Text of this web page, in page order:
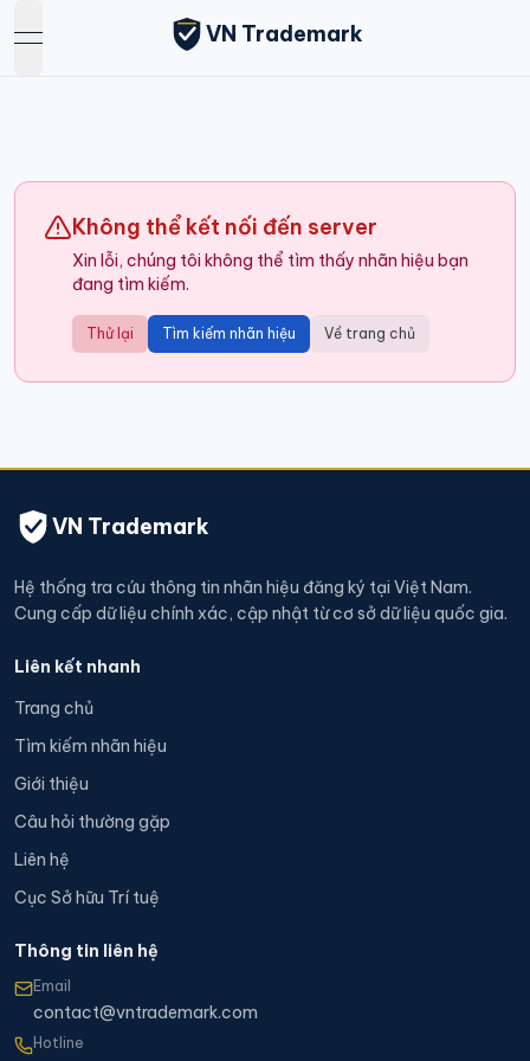
open navigation menu
VN Trademark
Không thể kết nối đến server
Xin lỗi, chúng tôi không thể tìm thấy nhãn hiệu bạn
đang tìm kiếm.
Thử lại Tìm kiếm nhãn hiệu Về trang chủ
VN Trademark
Hệ thống tra cứu thông tin nhãn hiệu đăng ký tại Việt Nam.
Cung cấp dữ liệu chính xác, cập nhật từ cơ sở dữ liệu quốc gia.
Liên kết nhanh
Trang chủ
Tìm kiếm nhãn hiệu
Giới thiệu
Câu hỏi thường gặp
Liên hệ
Cục Sở hữu Trí tuệ
Thông tin liên hệ
Email
contact@vntrademark.com
Hotline